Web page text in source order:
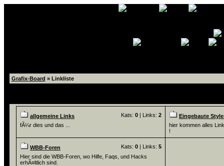
Grafix-Board » Linkliste
allgemeine Links Kats: 0 | Links: 2
fÃ¼r dies und das ...
Eingebaute
hier kommen alles
!
WBB-Foren Kats: 0 | Links: 5
Hier sind die WBB-Foren, wo Hilfe, Faqs, und Hacks
erhÃ¤ltlich sind.